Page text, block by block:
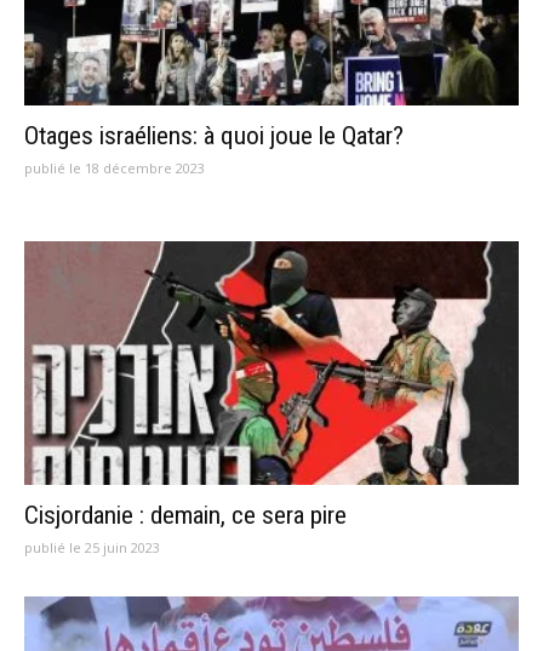
Otages israéliens: à quoi joue le Qatar?
publié le 18 décembre 2023
Cisjordanie : demain, ce sera pire
publié le 25 juin 2023